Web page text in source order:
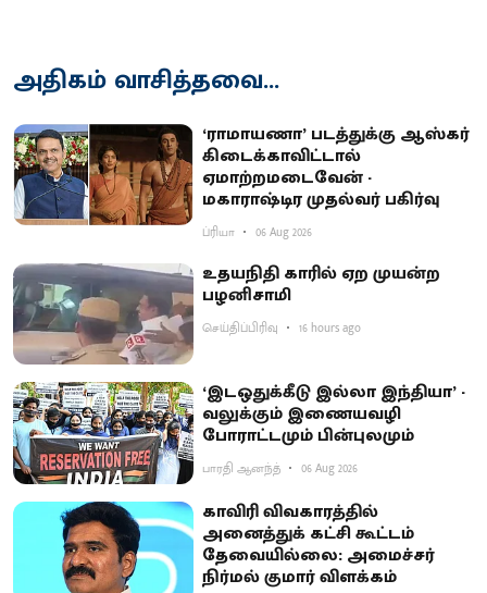
அதிகம் வாசித்தவை...
‘ராமாயணா’ படத்துக்கு ஆஸ்கர்
கிடைக்காவிட்டால்
ஏமாற்றமடைவேன் -
மகாராஷ்டிர முதல்வர் பகிர்வு
ப்ரியா 06 Aug 2026
உதயநிதி காரில் ஏற முயன்ற
பழனிசாமி
செய்திப்பிரிவு 16 hours ago
‘இடஒதுக்கீடு இல்லா இந்தியா’ -
வலுக்கும் இணையவழி
போராட்டமும் பின்புலமும்
பாரதி ஆனந்த் 06 Aug 2026
காவிரி விவகாரத்தில்
அனைத்துக் கட்சி கூட்டம்
தேவையில்லை: அமைச்சர்
நிர்மல் குமார் விளக்கம்